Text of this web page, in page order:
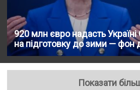
920 млн євро надасть
на підготовку до зими — фон
Показати